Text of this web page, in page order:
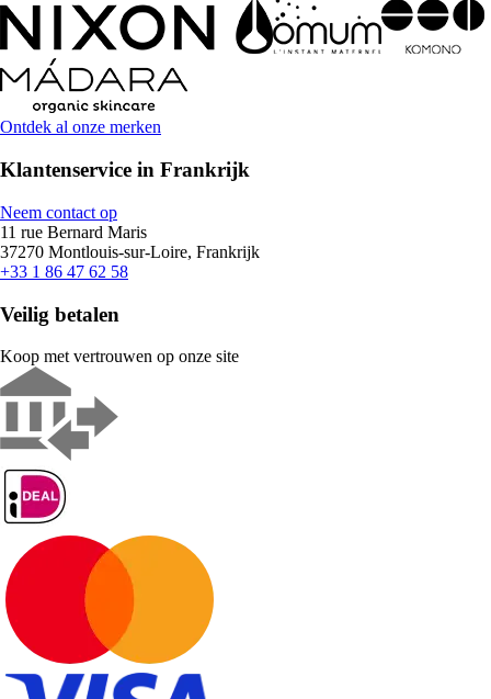
Ontdek al onze merken
Klantenservice in Frankrijk
Neem contact op
11 rue Bernard Maris
37270 Montlouis-sur-Loire, Frankrijk
+33 1 86 47 62 58
Veilig betalen
Koop met vertrouwen op onze site